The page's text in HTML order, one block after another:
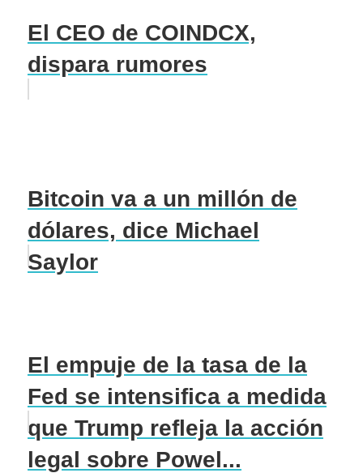
El CEO de COINDCX,
dispara rumores
Bitcoin va a un millón de
dólares, dice Michael
Saylor
El empuje de la tasa de la
Fed se intensifica a medida
que Trump refleja la acción
legal sobre Powel...